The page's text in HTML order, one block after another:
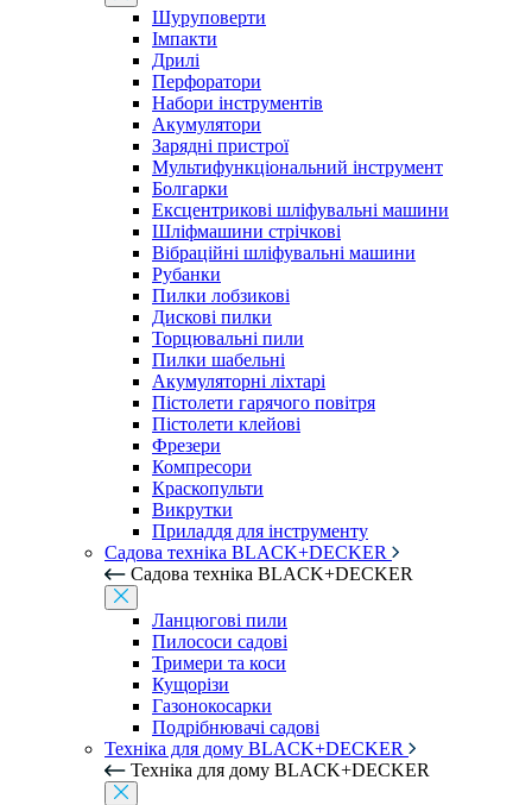
Шуруповерти
Імпакти
Дрилі
Перфоратори
Набори інструментів
Акумулятори
Зарядні пристрої
Мультифункціональний інструмент
Болгарки
Ексцентрикові шліфувальні машини
Шліфмашини стрічкові
Вібраційні шліфувальні машини
Рубанки
Пилки лобзикові
Дискові пилки
Торцювальні пили
Пилки шабельні
Акумуляторні ліхтарі
Пістолети гарячого повітря
Пістолети клейові
Фрезери
Компресори
Краскопульти
Викрутки
Приладдя для інструменту
Садова техніка BLACK+DECKER
Садова техніка BLACK+DECKER
Ланцюгові пили
Пилососи садові
Тримери та коси
Кущорізи
Газонокосарки
Подрібнювачі садові
Техніка для дому BLACK+DECKER
Техніка для дому BLACK+DECKER